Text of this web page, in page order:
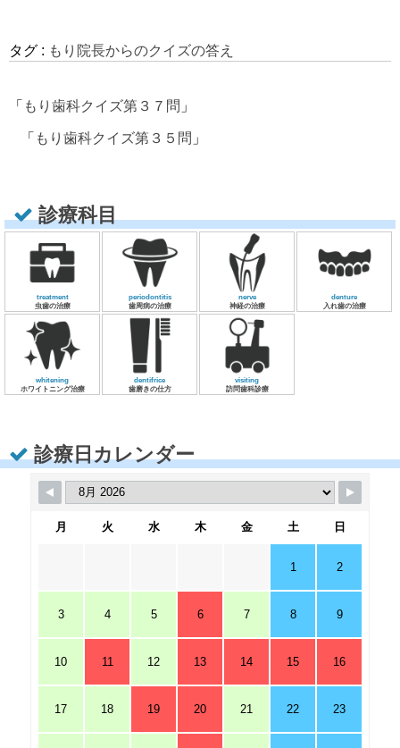
タグ : もり院長からのクイズの答え
「 もり歯科クイズ第３７問 」
「 もり歯科クイズ第３５問 」
診療科目
treatment
虫歯の治療
periodontitis
歯周病の治療
nerve
神経の治療
denture
入れ歯の治療
whitening
ホワイトニング治療
dentifrice
歯磨きの仕方
visiting
訪問歯科診療
診療日カレンダー
月 火 水 木 金 土 日
1 2
3 4 5 6 7 8 9
10 11 12 13 14 15 16
17 18 19 20 21 22 23